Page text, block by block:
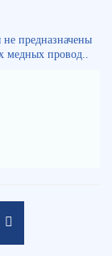
предназначены
медных провод..